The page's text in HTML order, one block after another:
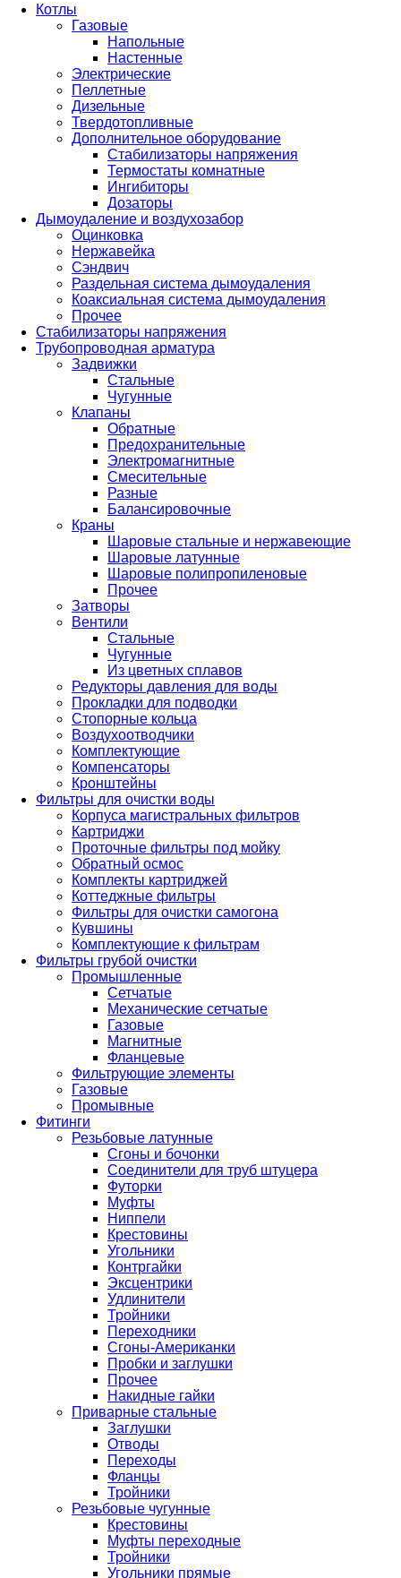
Котлы
Газовые
Напольные
Настенные
Электрические
Пеллетные
Дизельные
Твердотопливные
Дополнительное оборудование
Стабилизаторы напряжения
Термостаты комнатные
Ингибиторы
Дозаторы
Дымоудаление и воздухозабор
Оцинковка
Нержавейка
Сэндвич
Раздельная система дымоудаления
Коаксиальная система дымоудаления
Прочее
Стабилизаторы напряжения
Трубопроводная арматура
Задвижки
Стальные
Чугунные
Клапаны
Обратные
Предохранительные
Электромагнитные
Смесительные
Разные
Балансировочные
Краны
Шаровые стальные и нержавеющие
Шаровые латунные
Шаровые полипропиленовые
Прочее
Затворы
Вентили
Стальные
Чугунные
Из цветных сплавов
Редукторы давления для воды
Прокладки для подводки
Стопорные кольца
Воздухоотводчики
Комплектующие
Компенсаторы
Кронштейны
Фильтры для очистки воды
Корпуса магистральных фильтров
Картриджи
Проточные фильтры под мойку
Обратный осмос
Комплекты картриджей
Коттеджные фильтры
Фильтры для очистки самогона
Кувшины
Комплектующие к фильтрам
Фильтры грубой очистки
Промышленные
Сетчатые
Механические сетчатые
Газовые
Магнитные
Фланцевые
Фильтрующие элементы
Газовые
Промывные
Фитинги
Резьбовые латунные
Сгоны и бочонки
Соединители для труб штуцера
Футорки
Муфты
Ниппели
Крестовины
Угольники
Контргайки
Эксцентрики
Удлинители
Тройники
Переходники
Сгоны-Американки
Пробки и заглушки
Прочее
Накидные гайки
Приварные стальные
Заглушки
Отводы
Переходы
Фланцы
Тройники
Резьбовые чугунные
Крестовины
Муфты переходные
Тройники
Угольники прямые